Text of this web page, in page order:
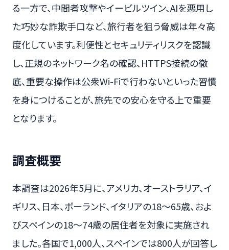
る一方で、中間者攻撃やイービルツイン、AIを悪用し
た巧妙な詐欺手口など、旅行者を狙う脅威は年々高
度化しています。利便性とセキュリティリスクを認識
し、正規のネットワーク名の確認、HTTPS接続の徹
底、重要な操作は公衆Wi-Fiで行わないといった習慣
を身につけることが、旅先での安心を守る上で重要
となります。
調査概要
本調査は2026年5月に、アメリカ、オーストラリア、イ
ギリス、日本、ポーランド、イタリアの18〜65歳、およ
びスペインの18〜74歳の居住者を対象に実施され
ました。各国で1,000人、スペインでは800人が回答し